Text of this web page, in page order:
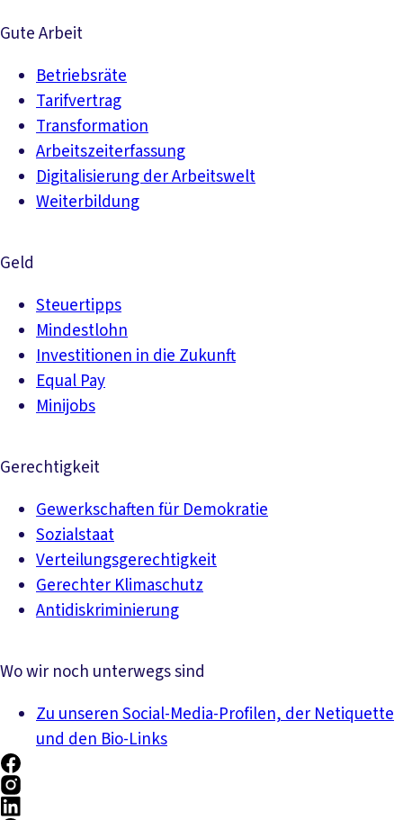
Gute Arbeit
Betriebsräte
Tarifvertrag
Transformation
Arbeitszeiterfassung
Digitalisierung der Arbeitswelt
Weiterbildung
Geld
Steuertipps
Mindestlohn
Investitionen in die Zukunft
Equal Pay
Minijobs
Gerechtigkeit
Gewerkschaften für Demokratie
Sozialstaat
Verteilungsgerechtigkeit
Gerechter Klimaschutz
Antidiskriminierung
Wo wir noch unterwegs sind
Zu unseren Social-Media-Profilen, der Netiquette
und den Bio-Links